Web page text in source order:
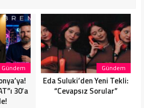
Gündem
30’a
Gündem
Eda Suluki’den Yeni Tekli:
“Cevapsız Sorular”